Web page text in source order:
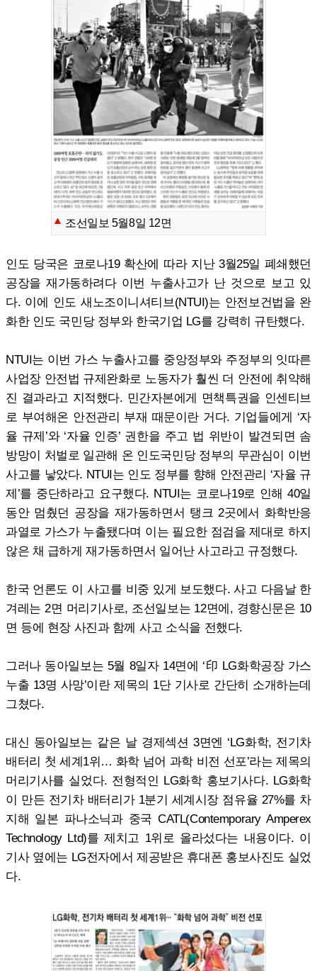
조선일보 5월8일 12면
인도 당국은 코로나19 확산에 따라 지난 3월25일 폐쇄했던
공장을 재가동하려다 이번 누출사고가 난 것으로 보고 있
다. 이에 인도 새노조이니셔티브(NTUI)는 안전보건법을 완
화한 인도 국민당 정부와 한국기업 LG를 강력히 규탄했다.
NTUI는 이번 가스 누출사고를 중앙정부와 주정부의 잇따른
사업장 안전법 규제완화로 노동자가 훨씬 더 안전에 취약해
진 결과라고 지적했다. 민간자본에게 면책특권을 인센티브
로 부여해온 안전관리 부재 때문이란 거다. 기업들에게 ‘자
율 규제’와 ‘자율 인증’ 권한을 주고 법 위반이 발견되면 솜
방망이 처벌로 일관해 온 인도국민당 정부의 무관심이 이번
사고를 낳았다. NTUI는 인도 정부를 향해 안전관리 ‘자율 규
제’를 중단하라고 요구했다. NTUI는 코로나19로 인해 40일
동안 멈췄던 공장을 재가동하면서 탱크 2곳에서 화학반응
과열로 가스가 누출됐다며 이는 필요한 점검을 제대로 하지
않은 채 급하게 재가동하면서 일어난 사고라고 규정했다.
한국 언론도 이 사고를 비중 있게 보도했다. 사고 다음날 한
겨레는 2면 머리기사로, 조선일보는 12면에, 경향신문은 10
면 등에 현장 사진과 함께 사고 소식을 전했다.
그러나 동아일보는 5월 8일자 14면에 ‘印 LG화학공장 가스
누출 13명 사망’이란 제목의 1단 기사로 간단히 소개하는데
그쳤다.
대신 동아일보는 같은 날 경제섹션 3면엔 ‘LG화학, 전기차
배터리 첫 세계1위… 화학 넘어 과학 비전 선포’라는 제목의
머리기사를 실었다. 전형적인 LG화학 홍보기사다. LG화학
이 만든 전기차 배터리가 1분기 세계시장 점유율 27%를 차
지해 일본 파나소닉과 중국 CATL(Contemporary Amperex
Technology Ltd)를 제치고 1위로 올라섰다는 내용이다. 이
기사 옆에는 LG전자에서 제공받은 휴대폰 홍보사진도 실었
다.